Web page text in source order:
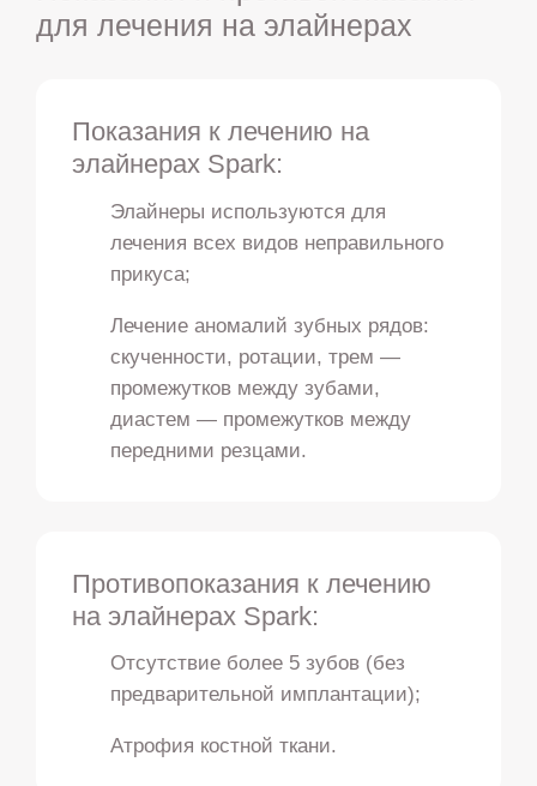
для лечения на элайнерах
Показания к лечению на
элайнерах Spark:
Элайнеры используются для
лечения всех видов неправильного
прикуса;
Лечение аномалий зубных рядов:
скученности, ротации, трем —
промежутков между зубами,
диастем — промежутков между
передними резцами.
Противопоказания к лечению
на элайнерах Spark:
Отсутствие более 5 зубов (без
предварительной имплантации);
Атрофия костной ткани.